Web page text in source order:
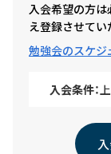
入会希望の方は
え登録させてい
勉強会のスケジ
入会条件：